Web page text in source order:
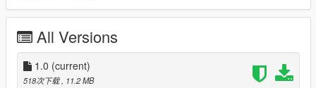
All Versions
1.0 (current)
518次下载, 11.2 MB